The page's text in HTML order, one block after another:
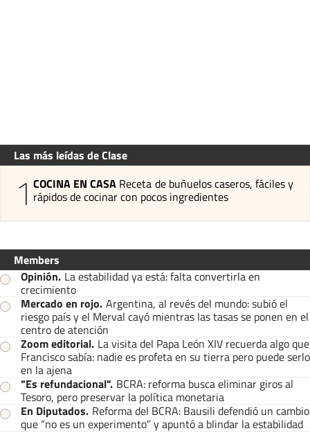
Las más leídas de Clase
1 COCINA EN CASA Receta de buñuelos caseros, fáciles y
rápidos de cocinar con pocos ingredientes
Members
Opinión. La estabilidad ya está: falta convertirla en
crecimiento
Mercado en rojo. Argentina, al revés del mundo: subió el
riesgo país y el Merval cayó mientras las tasas se ponen en el
centro de atención
Zoom editorial. La visita del Papa León XIV recuerda algo que
Francisco sabía: nadie es profeta en su tierra pero puede serlo
en la ajena
"Es refundacional". BCRA: reforma busca eliminar giros al
Tesoro, pero preservar la política monetaria
En Diputados. Reforma del BCRA: Bausili defendió un cambio
que “no es un experimento” y apuntó a blindar la estabilidad